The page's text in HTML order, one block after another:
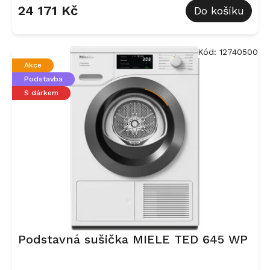
24 171 Kč Do košíku
Akce
Podstavba
S dárkem
Podstavná sušička MIELE TED 645 WP
Kód: 12740500